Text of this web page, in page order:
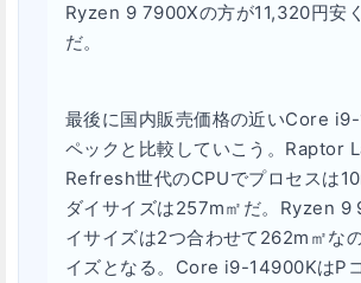
Ryzen 9 7900Xの方が11,320円安
だ。
最後に国内販売価格の近いCore
ペックと比較していこう。Raptor
Refresh世代のCPUでプロセスは
ダイサイズは257m㎡だ。Ryzen 9
イサイズは2つ合わせて262m㎡な
イズとなる。Core i9-14900KはP